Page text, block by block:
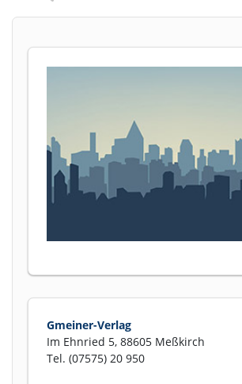
Gmeiner-Verlag
Im Ehnried 5, 88605 Meßkirch
Tel. (07575) 20 950